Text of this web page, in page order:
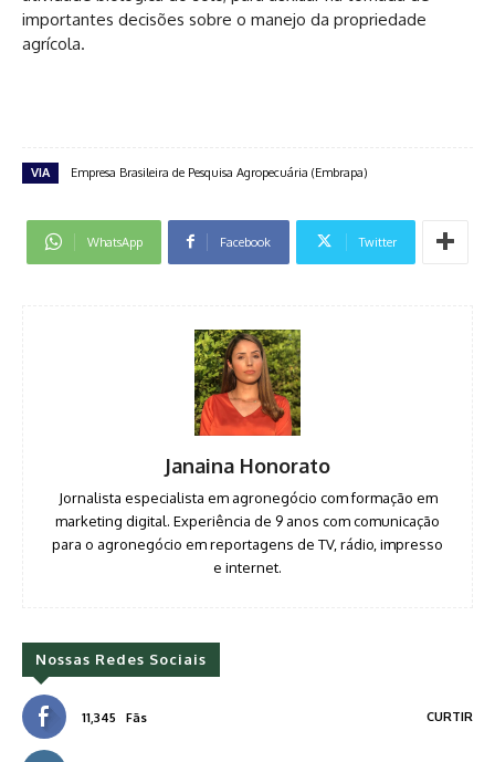
importantes decisões sobre o manejo da propriedade
agrícola.
VIA Empresa Brasileira de Pesquisa Agropecuária (Embrapa)
WhatsApp Facebook Twitter
Janaina Honorato
Jornalista especialista em agronegócio com formação em
marketing digital. Experiência de 9 anos com comunicação
para o agronegócio em reportagens de TV, rádio, impresso
e internet.
Nossas Redes Sociais
11,345 Fãs CURTIR